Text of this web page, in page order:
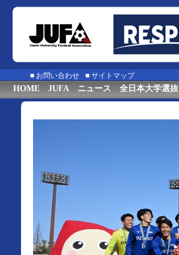
■ お問い合わせ ■ サイトマップ
HOME JUFA ニュース 全日本大学選抜